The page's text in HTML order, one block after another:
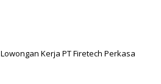
Lowongan Kerja PT Firetech Perkasa